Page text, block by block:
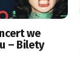
we
– Bilety